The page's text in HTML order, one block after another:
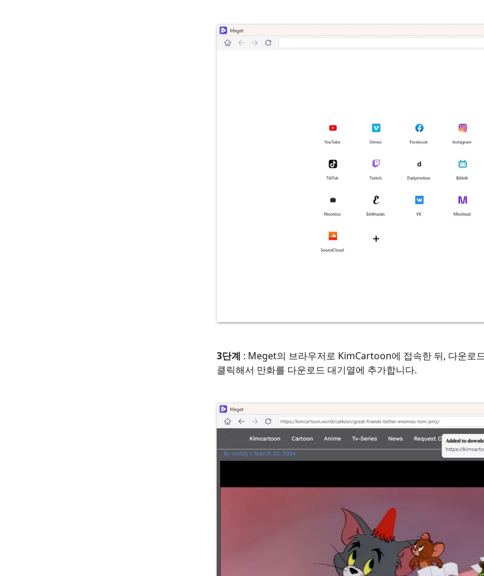
3단계 : Meget의 브라우저로 KimCartoon에 접속한 뒤, 다운로
클릭해서 만화를 다운로드 대기열에 추가합니다.